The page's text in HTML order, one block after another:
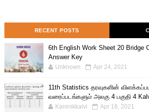
RECENT POSTS
6th English Work Sheet 20 Bridge
Answer Key
Unknown Apr 24, 2021
11th Statistics தரவுகளின்
வரைப்படங்களும் அலகு 4 பகுதி 4
Kaninikkalvi Apr 16, 2021